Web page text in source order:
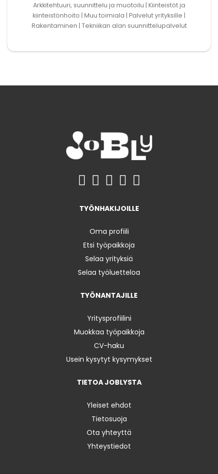
Arkkitehtuuri, suunnittelu ja muotoilu | Kiinteistöt ja
kiinteistönhoito | Muu toimiala | Palvelut yrityksille |
Rakentaminen | Tekniikan alan suunnittelupalvelut
TYÖNHAKIJOILLE
Oma profiili
Etsi työpaikkoja
Selaa yrityksiä
Selaa työluetteloa
TYÖNANTAJILLE
Yritysprofiilini
Muokkaa työpaikkoja
CV-haku
Usein kysytyt kysymykset
TIETOA JOBLYSTA
Yleiset ehdot
Tietosuoja
Ota yhteyttä
Yhteystiedot